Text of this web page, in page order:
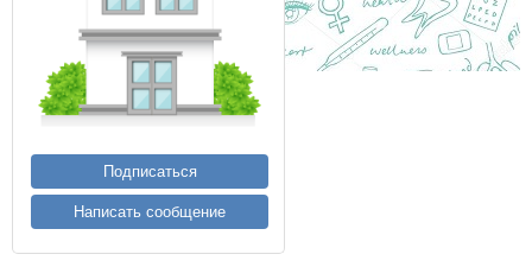
Подписаться
Написать сообщение